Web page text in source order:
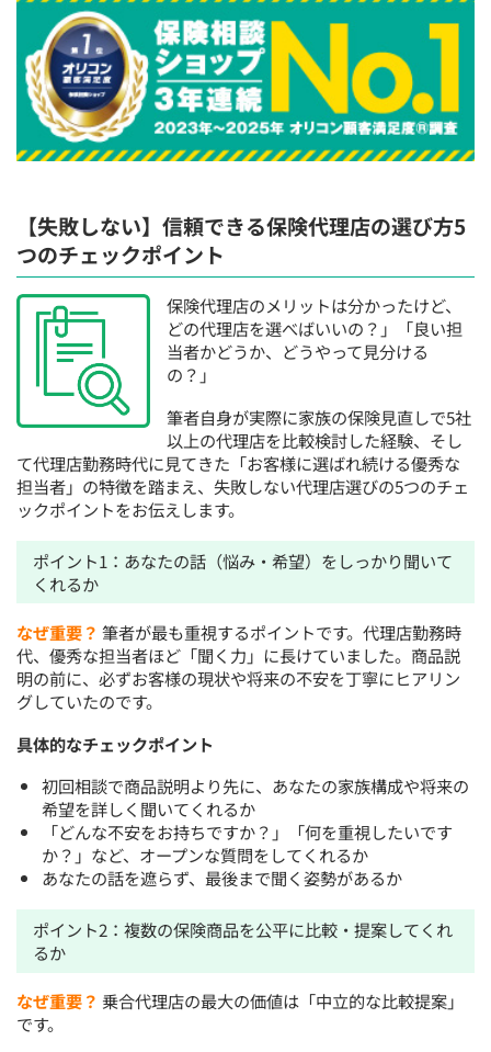
【失敗しない】信頼できる保険代理店の選び方5
つのチェックポイント
保険代理店のメリットは分かったけど、
どの代理店を選べばいいの？」「良い担
当者かどうか、どうやって見分ける
の？」
筆者自身が実際に家族の保険見直しで5社
以上の代理店を比較検討した経験、そし
て代理店勤務時代に見てきた「お客様に選ばれ続ける優秀な
担当者」の特徴を踏まえ、失敗しない代理店選びの5つのチェ
ックポイントをお伝えします。
ポイント1：あなたの話（悩み・希望）をしっかり聞いて
くれるか
なぜ重要？ 筆者が最も重視するポイントです。代理店勤務時
代、優秀な担当者ほど「聞く力」に長けていました。商品説
明の前に、必ずお客様の現状や将来の不安を丁寧にヒアリン
グしていたのです。
具体的なチェックポイント
初回相談で商品説明より先に、あなたの家族構成や将来の
希望を詳しく聞いてくれるか
「どんな不安をお持ちですか？」「何を重視したいです
か？」など、オープンな質問をしてくれるか
あなたの話を遮らず、最後まで聞く姿勢があるか
ポイント2：複数の保険商品を公平に比較・提案してくれ
るか
なぜ重要？ 乗合代理店の最大の価値は「中立的な比較提案」
です。